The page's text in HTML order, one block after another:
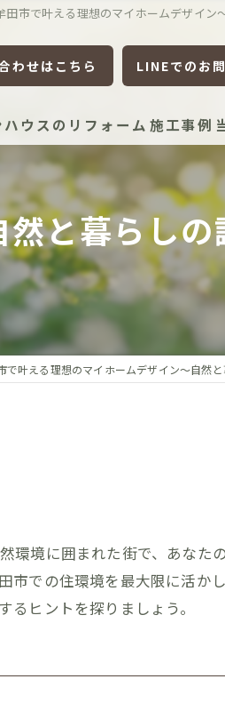
田市で叶える理想のマイホームデザイン
わせはこちら LINEでのお
ウスのリフォーム 施工事例
と暮らし
で叶える理想のマイホームデザイン〜自然
環境に囲まれた街で、あなた
市での住環境を最大限に活か
ヒントを探りましょう。